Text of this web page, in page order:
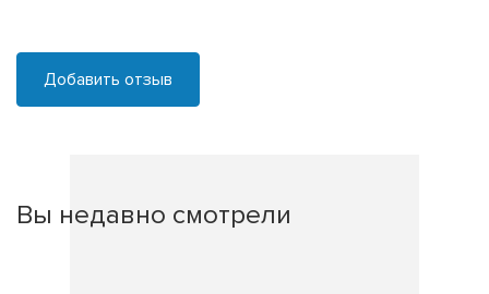
Добавить отзыв
Вы недавно смотрели